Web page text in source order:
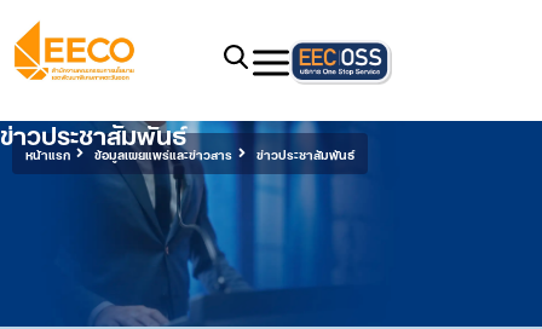
หน้าแรก ข้อมูลเผยแพร่และข่าวสาร ข่าวประชาสัมพันธ์
ข่าวประชาสัมพันธ์